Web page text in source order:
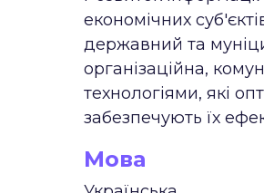
економічних
державний та
організаційна,
технологіями, які
забезпечують їх
Мова